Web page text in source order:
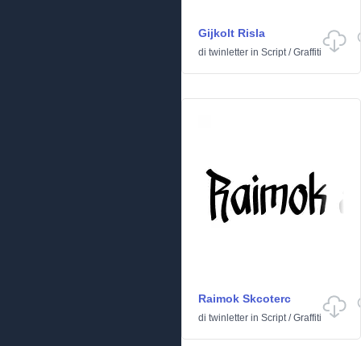
Gijkolt Risla
di twinletter in Script/Graffiti
Raimok Skcoterc
di twinletter in Script/Graffiti